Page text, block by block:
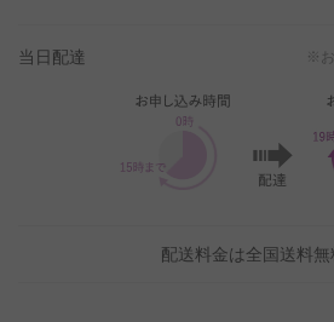
当日配達 ※お
配送料金は全国送料無